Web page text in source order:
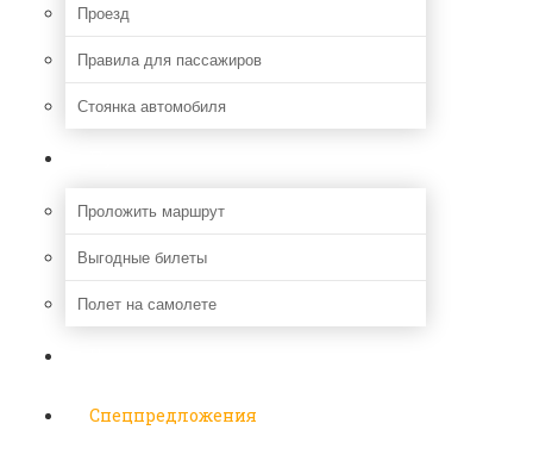
Проезд
Правила для пассажиров
Стоянка автомобиля
Проложить маршрут
Выгодные билеты
Полет на самолете
Спецпредложения